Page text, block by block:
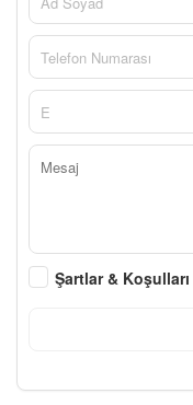
Şartlar & Koşulları